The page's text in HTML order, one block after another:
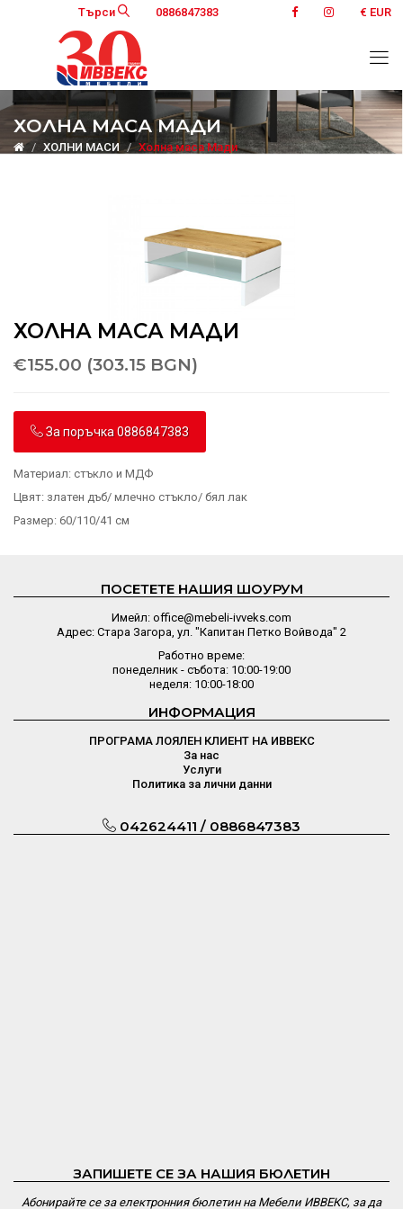
Търси 0886847383 € EUR
ХОЛНА МАСА MАДИ
ХОЛНИ МАСИ Холна маса Mади
ХОЛНА МАСА MАДИ
€155.00 (303.15 BGN)
За поръчка 0886847383
Материал: стъкло и МДФ
Цвят: златен дъб/ млечно стъкло/ бял лак
Размер: 60/110/41 см
ПОСЕТЕТЕ НАШИЯ ШОУРУМ
Имейл: office@mebeli-ivveks.com
Адрес: Стара Загора, ул. "Капитан Петко Войвода" 2
Работно време:
понеделник - събота: 10:00-19:00
неделя: 10:00-18:00
ИНФОРМАЦИЯ
ПРОГРАМА ЛОЯЛЕН КЛИЕНТ НА ИВВЕКС
За нас
Услуги
Политика за лични данни
042624411 / 0886847383
ЗАПИШЕТЕ СЕ ЗА НАШИЯ БЮЛЕТИН
Абонирайте се за електронния бюлетин на Мебели ИВВЕКС, за да